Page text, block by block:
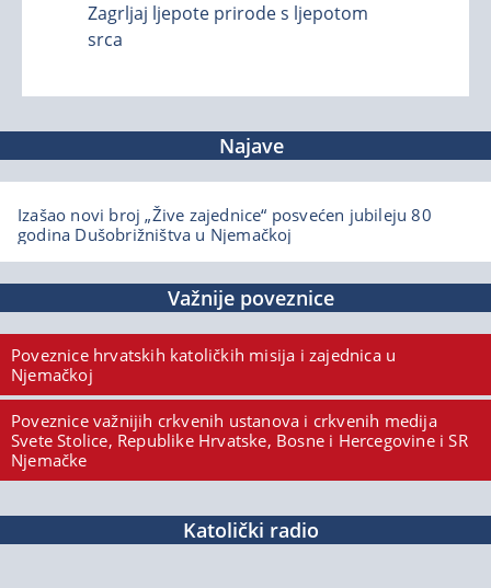
Zagrljaj ljepote prirode s ljepotom
srca
Najave
Izašao novi broj „Žive zajednice“ posvećen jubileju 80
godina Dušobrižništva u Njemačkoj
Važnije poveznice
Poveznice hrvatskih katoličkih misija i zajednica u
Njemačkoj
Poveznice važnijih crkvenih ustanova i crkvenih medija
Svete Stolice, Republike Hrvatske, Bosne i Hercegovine i SR
Njemačke
Katolički radio